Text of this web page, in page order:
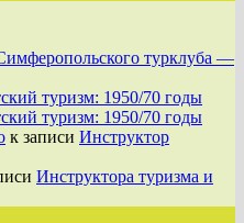
турклуба —
туризм: 1950/70 годы
туризм: 1950/70 годы
к записи Инструктор
Инструктора туризма и